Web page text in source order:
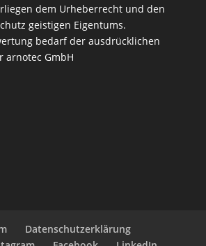
dem Urheberrecht und den
geistigen Eigentums.
bedarf der ausdrücklichen
arnotec GmbH
Datenschutzerklärung